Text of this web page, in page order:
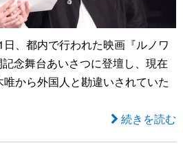
、都内で行われた映画『ルノワ
念舞台あいさつに登壇し、現在
から外国人と勘違いされていた
続きを読む